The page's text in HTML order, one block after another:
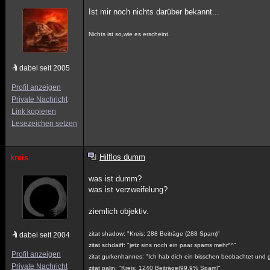
dabei seit 2005
Profil anzeigen
Private Nachricht
Link kopieren
Lesezeichen setzen
Ist mir noch nichts darüber bekannt...
Nichts ist so,wie es erscheint.
kreis
dabei seit 2004
Profil anzeigen
Private Nachricht
Hilflos dumm
was ist dumm?
was ist verzweifelung?
ziemlich objektiv.
zitat shadow: "Kreis: 288 Beiträge (288 Spam)"
zitat schdaiff: "jetz sins noch ein paar spams mehr^^"
zitat gurkenhannes: "Ich hab dich ein bisschen beobachtet und
zitat palin: "Kreis: 1240 Beiträge(99,9% Spam)"